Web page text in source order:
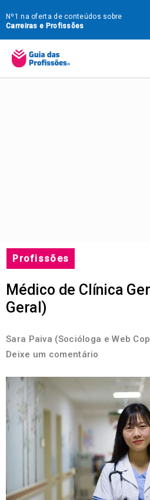
para
o
conteúdo
Nº1 na oferta de conteúdos sobre
Carreiras e Profissões
Profissões
Médico de Clínica
Geral)
Sara Paiva (Socióloga e Web
Deixe um comentário